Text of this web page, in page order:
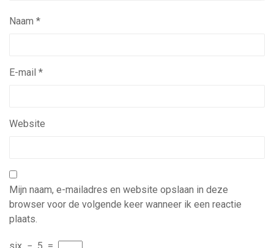
Naam *
E-mail *
Website
Mijn naam, e-mailadres en website opslaan in deze
browser voor de volgende keer wanneer ik een reactie
plaats.